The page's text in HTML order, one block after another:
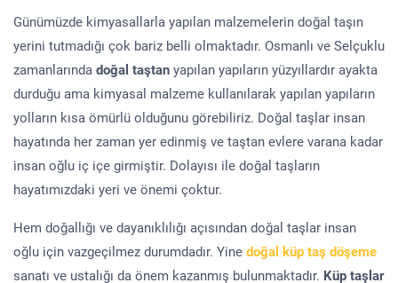
Günümüzde kimyasallarla yapılan malzemelerin doğal taşın
yerini tutmadığı çok bariz belli olmaktadır. Osmanlı ve Selçuklu
zamanlarında doğal taştan yapılan yapıların yüzyıllardır ayakta
durduğu ama kimyasal malzeme kullanılarak yapılan yapıların
yolların kısa ömürlü olduğunu görebiliriz. Doğal taşlar insan
hayatında her zaman yer edinmiş ve taştan evlere varana kadar
insan oğlu iç içe girmiştir. Dolayısı ile doğal taşların
hayatımızdaki yeri ve önemi çoktur.
Hem doğallığı ve dayanıklılığı açısından doğal taşlar insan
oğlu için vazgeçilmez durumdadır. Yine doğal küp taş döşeme
sanatı ve ustalığı da önem kazanmış bulunmaktadır. Küp taşlar